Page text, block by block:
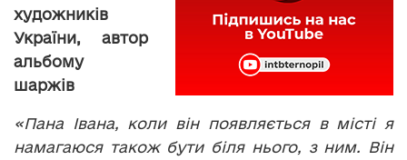
художників
України, автор
альбому
шаржів
«Пана Івана, коли він появляється в місті я
намагаюся також бути біля нього, з ним. Він